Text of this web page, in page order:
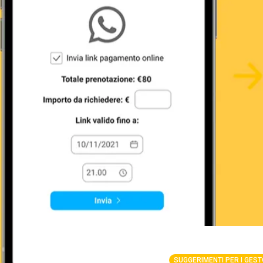
SUGGERIMENTI PER I